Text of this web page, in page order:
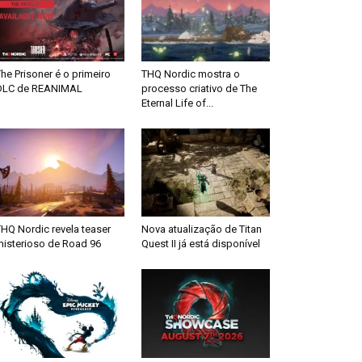
Prisoner é o primeiro
de REANIMAL
THQ Nordic mostra o
processo criativo de The
Eternal Life of...
Nordic revela teaser
de Road 96
Nova atualização de Titan
Quest II já está disponível